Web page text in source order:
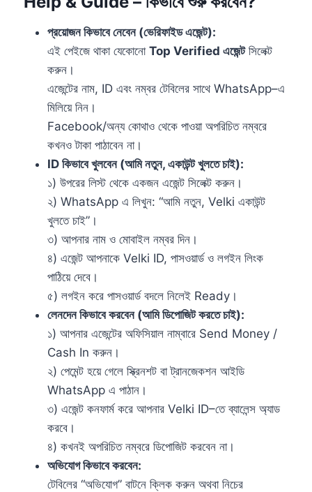
প্রয়োজন কিভাবে নেবেন (ভেরিফাইড এজেন্ট):
এই পেইজে থাকা যেকোনো Top Verified এজেন্টসিলেক্ট
করুন।
এজেন্টের নাম, ID এবং নম্বর টেবিলের সাথে WhatsApp–এ
মিলিয়ে নিন।
Facebook/অন্য কোথাও থেকে পাওয়া অপরিচিত নম্বরে
কখনও টাকা পাঠাবেন না।
ID কিভাবে খুলবেন (আমি নতুন, একাউন্ট খুলতে চাই):
১) উপরের লিস্ট থেকে একজন এজেন্ট সিলেক্ট করুন।
২) WhatsApp এ লিখুন: “আমি নতুন, Velki একাউন্ট
খুলতে চাই”।
৩) আপনার নাম ও মোবাইল নম্বর দিন।
৪) এজেন্ট আপনাকে Velki ID, পাসওয়ার্ড ও লগইন লিংক
পাঠিয়ে দেবে।
৫) লগইন করে পাসওয়ার্ড বদলে নিলেই Ready।
লেনদেন কিভাবে করবেন (আমি ডিপোজিট করতে চাই):
১) আপনার এজেন্টের অফিসিয়াল নাম্বারে Send Money /
Cash In করুন।
২) পেমেন্ট হয়ে গেলে স্ক্রিনশট বা ট্রানজেকশন আইডি
WhatsApp এ পাঠান।
৩) এজেন্ট কনফার্ম করে আপনার Velki ID–তে ব্যালেন্স অ্যাড
করবে।
৪) কখনই অপরিচিত নম্বরে ডিপোজিট করবেন না।
অভিযোগ কিভাবে করবেন:
টেবিলের “অভিযোগ” বাটনে ক্লিক করুন অথবা নিচের